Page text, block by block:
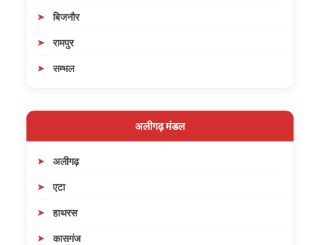
बिजनौर
रामपुर
सम्भल
अलीगढ़ मंडल
अलीगढ़
एटा
हाथरस
कासगंज